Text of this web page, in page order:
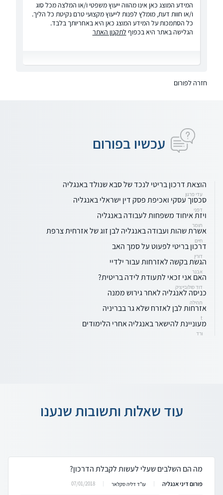
המידע המוצג כאן אינו מהווה ייעוץ משפטי ו/או המלצה מכל סוג
ו/או חוות דעת, מומלץ לפנות לייעוץ מקצועי טרם נקיטת כל הליך.
כל הסתמכות על המידע המוצג כאן היא באחריותך בלבד.
הגלישה באתר היא בכפוף לתקנון האתר
חזרה לפורום
עכשיו בפורום
הוצאת דרכון בריטי לנכד של סבא שנולד באנגליה
עדי פרגון
סכסוך עסקי ואכיפת פסק דין ישראלי באנגליה
דפני
ויזת איחוד משפחות לעבודה באנגליה
תומר
אשרת שהות ועבודה באנגליה לבן זוג של אזרחית צרפת
חיים
דרכון בריטי לפעוט על סמך האב
דורין
הגשת בקשה לאזרחות עבור ילדיי
אבנר
האם אני זכאי לתעודת לידה בריטית?
דוד סולובייציק
כניסה לאנגליה לאחר גירוש ממנה
תהילה
אזרחות לבן לאזרח שלא גר בבריניה
t
מעוניינת להישאר באנגליה אחרי הלימודים
ורד
עוד שאלות ותשובות שנענו
מה הם השלבים שעלי לעשות לקבלת הדרכון?
פורום דיני אנגליה עו"ד דליה סקלאר 07/01/2018